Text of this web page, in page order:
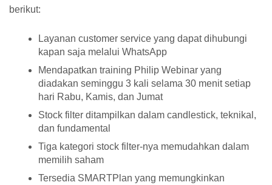
berikut:
Layanan customer service yang dapat dihubungi
kapan saja melalui WhatsApp
Mendapatkan training Philip Webinar yang
diadakan seminggu 3 kali selama 30 menit setiap
hari Rabu, Kamis, dan Jumat
Stock filter ditampilkan dalam candlestick, teknikal,
dan fundamental
Tiga kategori stock filter-nya memudahkan dalam
memilih saham
Tersedia SMARTPlan yang memungkinkan